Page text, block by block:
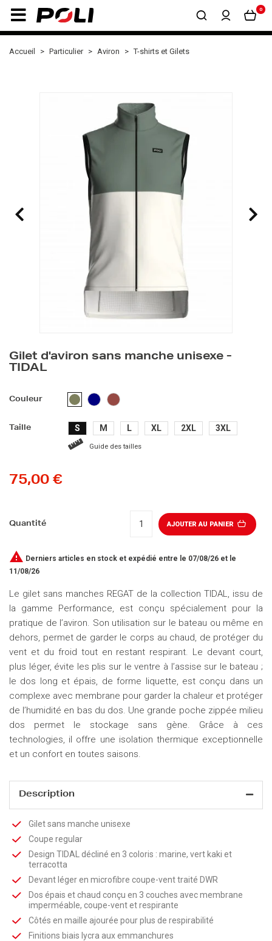
0
Accueil Particulier Aviron T-shirts et Gilets
Gilet d'aviron sans manche unisexe -
TIDAL
Couleur KAKI
BLEU
MARINE
Terracotta
Taille S M L XL 2XL 3XL
Guide des tailles
75,00 €
Quantité AJOUTER AU PANIER
 Derniers articles en stock et expédié entre le 07/08/26 et le
11/08/26
Le gilet sans manches REGAT de la collection TIDAL, issu de
la gamme Performance, est conçu spécialement pour la
pratique de l’aviron. Son utilisation sur le bateau ou même en
dehors, permet de garder le corps au chaud, de protéger du
vent et du froid tout en restant respirant. Le devant court,
plus léger, évite les plis sur le ventre à l’assise sur le bateau ;
le dos long et épais, de forme liquette, est conçu dans un
complexe avec membrane pour garder la chaleur et protéger
de l’humidité en bas du dos. Une grande poche zippée milieu
dos permet le stockage sans gène. Grâce à ces
technologies, il offre une isolation thermique exceptionnelle
et un confort en toutes saisons.
Description
Gilet sans manche unisexe
Coupe regular
Design TIDAL décliné en 3 coloris : marine, vert kaki et
terracotta
Devant léger en microfibre coupe-vent traité DWR
Dos épais et chaud conçu en 3 couches avec membrane
imperméable, coupe-vent et respirante
Côtés en maille ajourée pour plus de respirabilité
Finitions biais lycra aux emmanchures